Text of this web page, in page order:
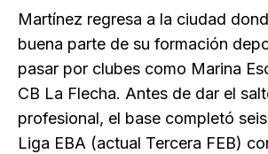
Martínez regresa a la ciudad
buena parte de su formación
pasar por clubes como Marina
CB La Flecha. Antes de dar el
profesional, el base completó
Liga EBA (actual Tercera FEB)